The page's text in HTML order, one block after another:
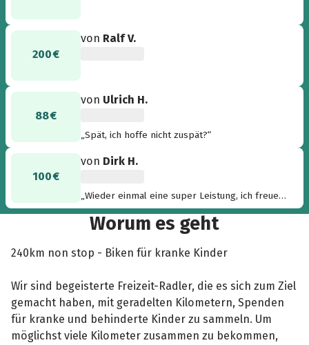
200 €
von Ralf V.
88 €
von Ulrich H.
„Spät, ich hoffe nicht zuspät?“
100 €
von Dirk H.
„Wieder einmal eine super Leistung, ich freue
mich, dass Ihr das geschafft habt.“
Worum es geht
240km non stop - Biken für kranke Kinder
Wir sind begeisterte Freizeit-Radler, die es sich zum Ziel
gemacht haben, mit geradelten Kilometern, Spenden
für kranke und behinderte Kinder zu sammeln. Um
möglichst viele Kilometer zusammen zu bekommen,